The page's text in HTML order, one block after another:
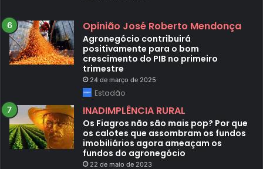
Opinião José Roberto Mendonça
Agronegócio contribuirá
positivamente para o bom
crescimento do PIB no primeiro
trimestre
24 de março de 2025
Estadão
INADIMPLÊNCIA RURAL
Os Fiagros não são mais pop? Por que
os calotes que assombram os fundos
imobiliários agora ameaçam os
fundos do agronegócio
22 de maio de 2023